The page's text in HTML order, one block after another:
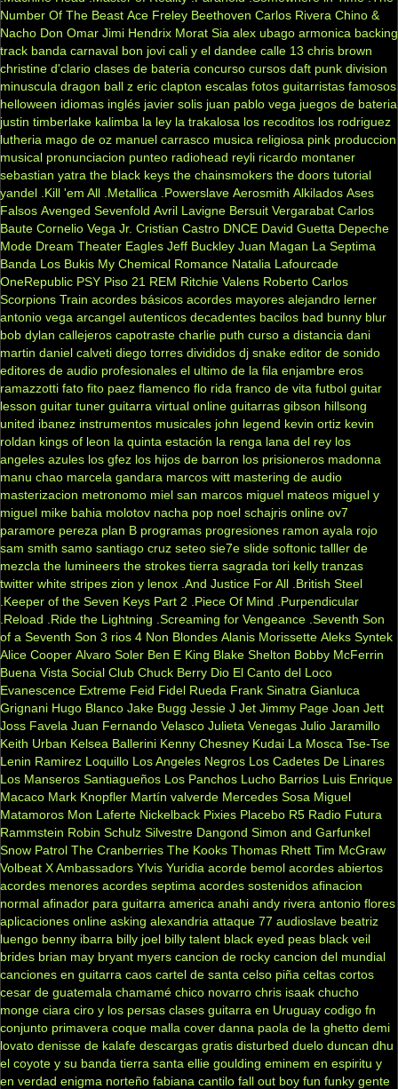
Number Of The Beast Ace Freley Beethoven Carlos Rivera Chino &
Nacho Don Omar Jimi Hendrix Morat Sia alex ubago armonica backing
track banda carnaval bon jovi cali y el dandee calle 13 chris brown
christine d'clario clases de bateria concurso cursos daft punk division
minuscula dragon ball z eric clapton escalas fotos guitarristas famosos
helloween idiomas inglés javier solis juan pablo vega juegos de bateria
justin timberlake kalimba la ley la trakalosa los recoditos los rodriguez
lutheria mago de oz manuel carrasco musica religiosa pink produccion
musical pronunciacion punteo radiohead reyli ricardo montaner
sebastian yatra the black keys the chainsmokers the doors tutorial
yandel .Kill 'em All .Metallica .Powerslave Aerosmith Alkilados Ases
Falsos Avenged Sevenfold Avril Lavigne Bersuit Vergarabat Carlos
Baute Cornelio Vega Jr. Cristian Castro DNCE David Guetta Depeche
Mode Dream Theater Eagles Jeff Buckley Juan Magan La Septima
Banda Los Bukis My Chemical Romance Natalia Lafourcade
OneRepublic PSY Piso 21 REM Ritchie Valens Roberto Carlos
Scorpions Train acordes básicos acordes mayores alejandro lerner
antonio vega arcangel autenticos decadentes bacilos bad bunny blur
bob dylan callejeros capotraste charlie puth curso a distancia dani
martin daniel calveti diego torres divididos dj snake editor de sonido
editores de audio profesionales el ultimo de la fila enjambre eros
ramazzotti fato fito paez flamenco flo rida franco de vita futbol guitar
lesson guitar tuner guitarra virtual online guitarras gibson hillsong
united ibanez instrumentos musicales john legend kevin ortiz kevin
roldan kings of leon la quinta estación la renga lana del rey los
angeles azules los gfez los hijos de barron los prisioneros madonna
manu chao marcela gandara marcos witt mastering de audio
masterizacion metronomo miel san marcos miguel mateos miguel y
miguel mike bahia molotov nacha pop noel schajris online ov7
paramore pereza plan B programas progresiones ramon ayala rojo
sam smith samo santiago cruz seteo sie7e slide softonic talller de
mezcla the lumineers the strokes tierra sagrada tori kelly tranzas
twitter white stripes zion y lenox .And Justice For All .British Steel
.Keeper of the Seven Keys Part 2
.Piece Of Mind
.Purpendicular
.Reload
.Ride the Lightning .Screaming for Vengeance .Seventh Son
of a Seventh Son 3 rios 4 Non Blondes Alanis Morissette Aleks Syntek
Alice Cooper Alvaro Soler Ben E King Blake Shelton Bobby McFerrin
Buena Vista Social Club Chuck Berry Dio El Canto del Loco
Evanescence Extreme Feid Fidel Rueda Frank Sinatra Gianluca
Grignani Hugo Blanco Jake Bugg Jessie J Jet Jimmy Page Joan Jett
Joss Favela Juan Fernando Velasco Julieta Venegas Julio Jaramillo
Keith Urban Kelsea Ballerini Kenny Chesney Kudai La Mosca Tse-Tse
Lenin Ramirez Loquillo Los Angeles Negros Los Cadetes De Linares
Los Manseros Santiagueños Los Panchos Lucho Barrios Luis Enrique
Macaco Mark Knopfler Martín valverde Mercedes Sosa Miguel
Matamoros Mon Laferte Nickelback Pixies Placebo R5 Radio Futura
Rammstein Robin Schulz Silvestre Dangond Simon and Garfunkel
Snow Patrol The Cranberries The Kooks Thomas Rhett Tim McGraw
Volbeat X Ambassadors Ylvis Yuridia acorde bemol acordes abiertos
acordes menores acordes septima acordes sostenidos afinacion
normal afinador para guitarra america anahi andy rivera antonio flores
aplicaciones online asking alexandria attaque 77 audioslave beatriz
luengo benny ibarra billy joel billy talent black eyed peas black veil
brides brian may bryant myers cancion de rocky cancion del mundial
canciones en guitarra caos cartel de santa celso piña celtas cortos
cesar de guatemala chamamé chico novarro chris isaak chucho
monge ciara ciro y los persas clases guitarra en Uruguay codigo fn
conjunto primavera coque malla cover danna paola de la ghetto demi
lovato denisse de kalafe descargas gratis disturbed duelo duncan dhu
el coyote y su banda tierra santa ellie goulding eminem en espiritu y
en verdad enigma norteño fabiana cantilo fall out boy fun funky gente